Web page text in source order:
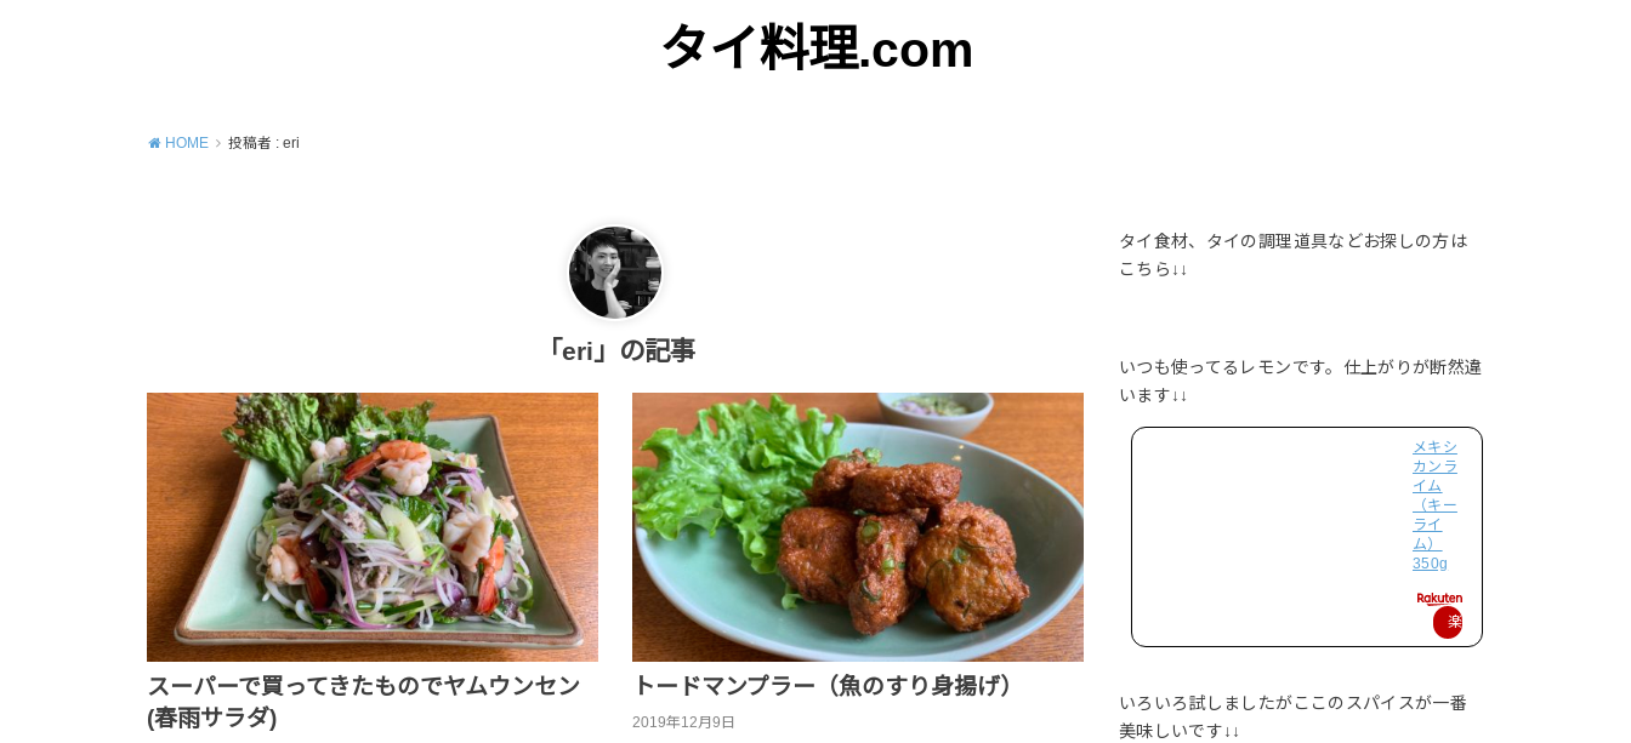
タイ料理.com
HOME 投稿者 : eri
「eri」の記事
スーパーで買ってきたものでヤムウンセン
(春雨サラダ)
トードマンプラー（魚のすり身揚げ）
2019年12月9日
タイ食材、タイの調理道具などお探しの方は
こちら↓↓
いつも使ってるレモンです。仕上がりが断然違
います↓↓
メキシ
カンラ
イム
（キー
ライ
ム）
350g
楽
いろいろ試しましたがここのスパイスが一番
美味しいです↓↓